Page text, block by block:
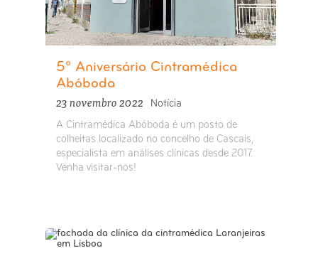
5º Aniversário Cintramédica
Abóboda
23 novembro 2022
Notícia
A Cintramédica Abóboda é um posto de
colheitas localizado no concelho de Cascais,
especialista em análises clínicas desde 2017.
Venha visitar-nos!